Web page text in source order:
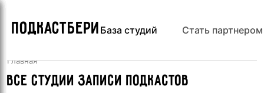
ПОДКАСТБЕРИ База студий Стать партнером
Главная
Все Студии записи подкастов